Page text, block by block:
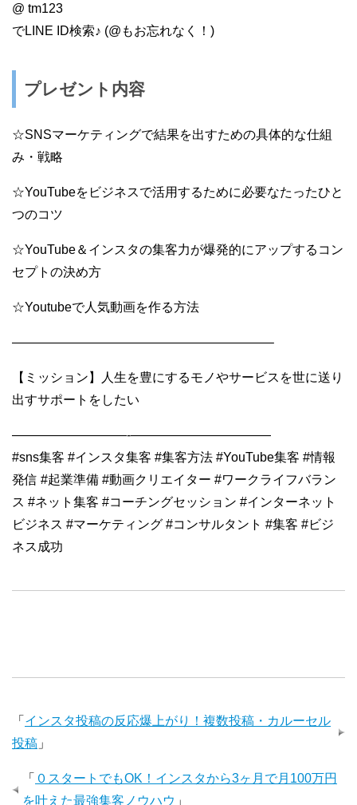
@ tm123
でLINE ID検索♪ (@もお忘れなく！)
プレゼント内容
☆SNSマーケティングで結果を出すための具体的な仕組
み・戦略
☆YouTubeをビジネスで活用するために必要なたったひと
つのコツ
☆YouTube＆インスタの集客力が爆発的にアップするコン
セプトの決め方
☆Youtubeで人気動画を作る方法
————————————————————–
【ミッション】人生を豊にするモノやサービスを世に送り
出すサポートをしたい
—————————-———————————
#sns集客 #インスタ集客 #集客方法 #YouTube集客 #情報
発信 #起業準備 #動画クリエイター #ワークライフバラン
ス #ネット集客 #コーチングセッション #インターネット
ビジネス #マーケティング #コンサルタント #集客 #ビジ
ネス成功
「 インスタ投稿の反応爆上がり！複数投稿・カルーセル
投稿 」
「 ０スタートでもOK！インスタから3ヶ月で月100万円
を叶えた最強集客ノウハウ 」